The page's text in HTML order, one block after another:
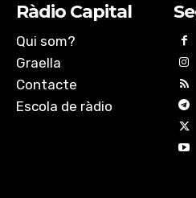
Ràdio Capital
Qui som?
Graella
Contacte
Escola de ràdio